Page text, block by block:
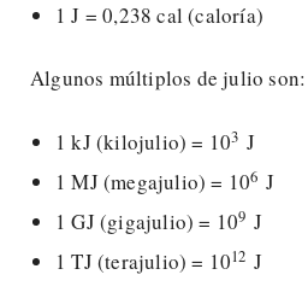
1 J = 0,238 cal (caloría)
Algunos múltiplos de julio son:
1 kJ (kilojulio) = 103 J
1 MJ (megajulio) = 106 J
1 GJ (gigajulio) = 109 J
1 TJ (terajulio) = 1012 J